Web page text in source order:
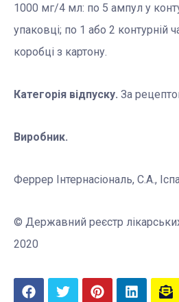
1000 мг/4 мл: по 5 ампул у
упаковці; по 1 або 2 контурній
коробці з картону.
Категорія відпуску. За
Виробник.
Феррер Інтернаcіональ, С.А.,
© Державний реєстр
2020